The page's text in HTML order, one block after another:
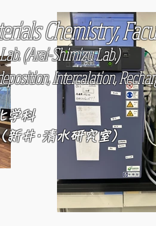
(Arai-Shimizu Lab.)
Intercalation,
学科
新井･清水研究室）
Chemistry,